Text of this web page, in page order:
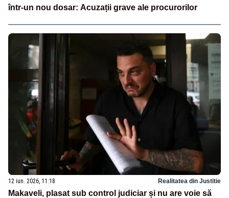
într-un nou dosar: Acuzații grave ale procurorilor
12 iun. 2026, 11:18 Realitatea din Justitie
Makaveli, plasat sub control judiciar și nu are voie să